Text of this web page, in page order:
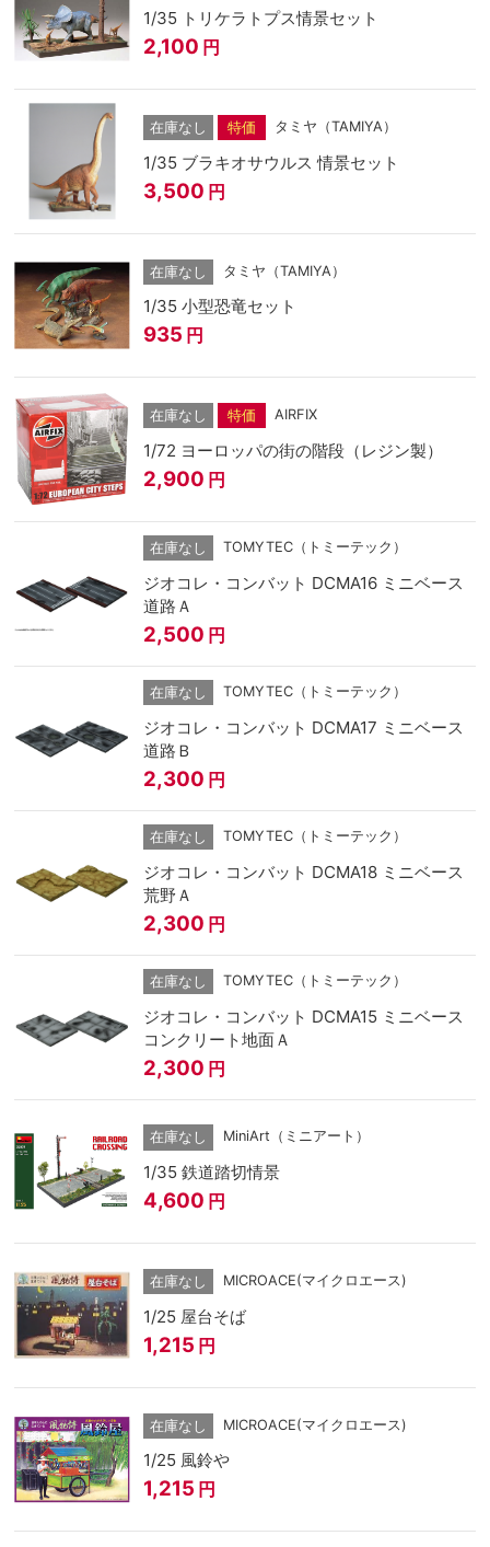
1/35 トリケラトプス情景セット
2,100 円
在庫なし 特価 タミヤ（TAMIYA）
1/35 ブラキオサウルス 情景セット
3,500 円
在庫なし タミヤ（TAMIYA）
1/35 小型恐竜セット
935 円
在庫なし 特価 AIRFIX
1/72 ヨーロッパの街の階段（レジン製）
2,900 円
在庫なし TOMYTEC（トミーテック）
ジオコレ・コンバット DCMA16 ミニベース
道路Ａ
2,500 円
在庫なし TOMYTEC（トミーテック）
ジオコレ・コンバット DCMA17 ミニベース
道路Ｂ
2,300 円
在庫なし TOMYTEC（トミーテック）
ジオコレ・コンバット DCMA18 ミニベース
荒野Ａ
2,300 円
在庫なし TOMYTEC（トミーテック）
ジオコレ・コンバット DCMA15 ミニベース
コンクリート地面Ａ
2,300 円
在庫なし MiniArt（ミニアート）
1/35 鉄道踏切情景
4,600 円
在庫なし MICROACE(マイクロエース)
1/25 屋台そば
1,215 円
在庫なし MICROACE(マイクロエース)
1/25 風鈴や
1,215 円